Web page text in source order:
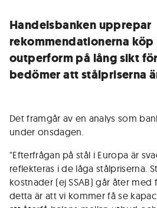
Handelsbanken upprepar
rekommendationerna
outperform på lång sikt
bedömer att stålpriserna
Det framgår av en analys som
under onsdagen.
"Efterfrågan på stål i Europa är
reflekteras i de låga stålpriserna.
kostnader (ej SSAB) går åter
detta är att vi kommer få se